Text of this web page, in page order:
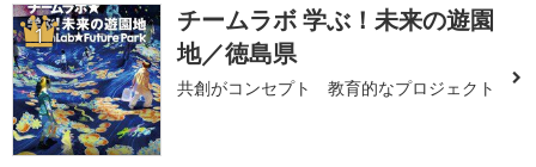
1
チームラボ 学ぶ！未来の遊園
地／徳島県
共創がコンセプト 教育的なプロジェクト